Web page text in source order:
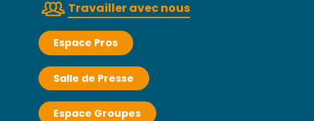
Travailler avec nous
Espace Pros
Salle de Presse
Espace Groupes